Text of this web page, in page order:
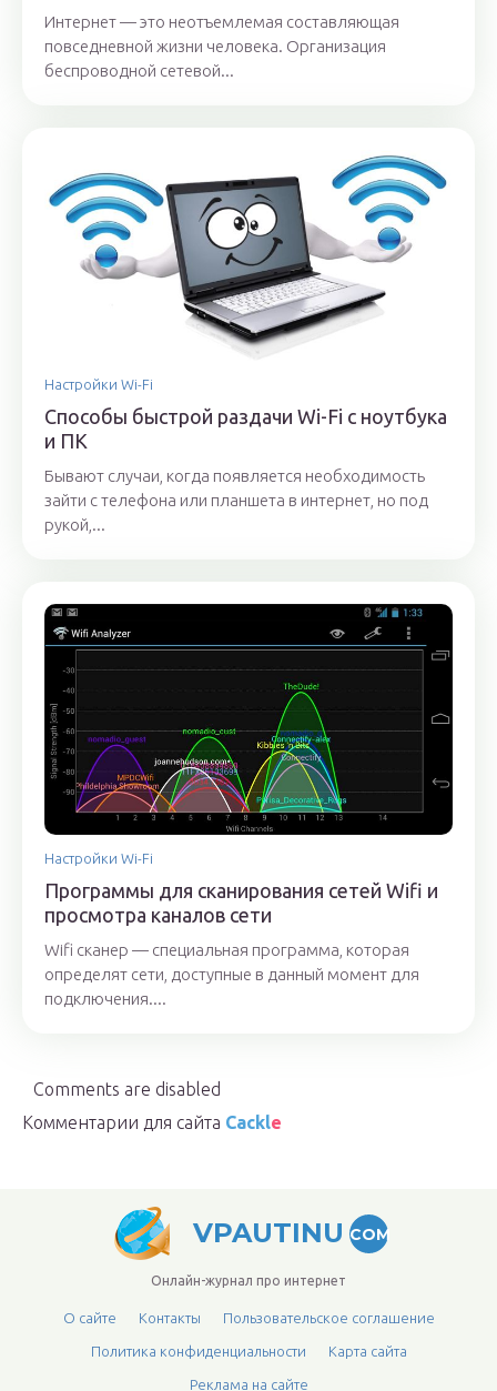
Интернет — это неотъемлемая составляющая
повседневной жизни человека. Организация
беспроводной сетевой...
Настройки Wi-Fi
Способы быстрой раздачи Wi-Fi с ноутбука
и ПК
Бывают случаи, когда появляется необходимость
зайти с телефона или планшета в интернет, но под
рукой,...
Настройки Wi-Fi
Программы для сканирования сетей Wifi и
просмотра каналов сети
Wifi сканер — специальная программа, которая
определят сети, доступные в данный момент для
подключения....
Comments are disabled
Комментарии для сайта Cackle
VPAUTINU COM
Онлайн-журнал про интернет
О сайте Контакты Пользовательское соглашение
Политика конфиденциальности Карта сайта
Реклама на сайте